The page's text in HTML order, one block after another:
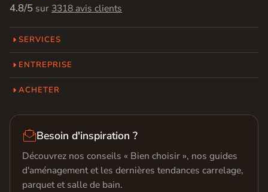
4.8/5 sur 3318 avis clients
SERVICES
ENTREPRISE
ACHETER
Besoin d'inspiration ?
Découvrez nos conseils « Bien choisir », nos guides
d'aménagement et les dernières tendances carrelage,
parquet et salle de bain.